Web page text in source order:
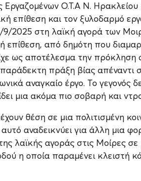
Εργαζομένων Ο.Τ.Α Ν. Ηρακλείου
επίθεση και τον ξυλοδαρμό
2025 στη λαϊκή αγορά των
επίθεση, από δημότη που
ως αποτέλεσμα την
πράξη βίας
αναγκαίο έργο. Το γεγονός
μια ακόμα πιο σοβαρή και
θέση σε μια πολιτισμένη
αυτό αναδεικνύει για άλλη μια
λαϊκής αγοράς στις Μοίρες
η οποία παραμένει κλειστή